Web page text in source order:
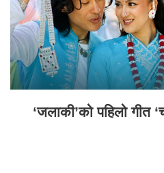
‘जलाकी’को पहिलो गीत